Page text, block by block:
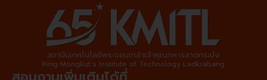
สถาบันเทคโนโลยีพระจอมเกล้าเจ้าคุณทหารลาดกระบัง
King Mongkut's Institute of Technology Ladkrabang